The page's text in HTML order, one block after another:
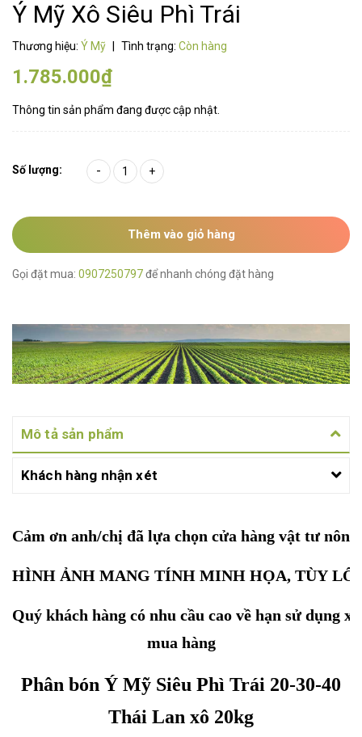
Ý Mỹ Xô Siêu Phì Trái
Thương hiệu: Ý Mỹ Tình trạng: Còn hàng
1.785.000₫
Thông tin sản phẩm đang được cập nhật.
Số lượng: - +
Thêm vào giỏ hàng
Gọi đặt mua: 0907250797để nhanh chóng đặt hàng
Mô tả sản phẩm
Khách hàng nhận xét
Cảm ơn anh/chị đã lựa chọn cửa hàng vật tư
HÌNH ẢNH MANG TÍNH MINH HỌA, TÙY
Quý khách hàng có nhu cầu cao về hạn sử
mua hàng
Phân bón Ý Mỹ Siêu Phì Trái 20-30-40
Thái Lan xô 20kg